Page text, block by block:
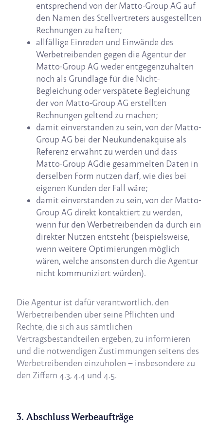
entsprechend von der Matto-Group AG auf
den Namen des Stellvertreters ausgestellten
Rechnungen zu haften;
allfällige Einreden und Einwände des
Werbetreibenden gegen die Agentur der
Matto-Group AG weder entgegenzuhalten
noch als Grundlage für die Nicht-
Begleichung oder verspätete Begleichung
der von Matto-Group AG erstellten
Rechnungen geltend zu machen;
damit einverstanden zu sein, von der Matto-
Group AG bei der Neukundenakquise als
Referenz erwähnt zu werden und dass
Matto-Group AGdie gesammelten Daten in
derselben Form nutzen darf, wie dies bei
eigenen Kunden der Fall wäre;
damit einverstanden zu sein, von der Matto-
Group AG direkt kontaktiert zu werden,
wenn für den Werbetreibenden da durch ein
direkter Nutzen entsteht (beispielsweise,
wenn weitere Optimierungen möglich
wären, welche ansonsten durch die Agentur
nicht kommuniziert würden).
Die Agentur ist dafür verantwortlich, den
Werbetreibenden über seine Pflichten und
Rechte, die sich aus sämtlichen
Vertragsbestandteilen ergeben, zu informieren
und die notwendigen Zustimmungen seitens des
Werbetreibenden einzuholen – insbesondere zu
den Ziffern 4.3, 4.4 und 4.5.
3. Abschluss Werbeaufträge